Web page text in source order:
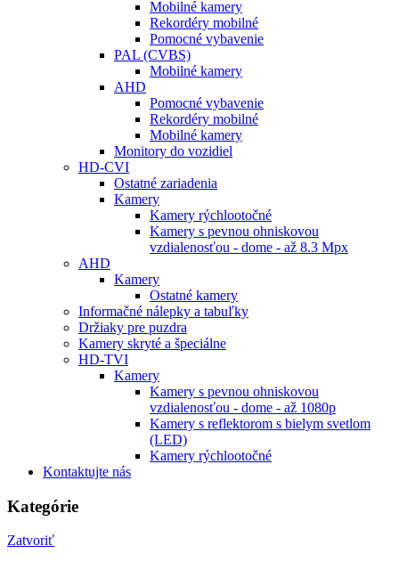
Mobilné kamery
Rekordéry mobilné
Pomocné vybavenie
PAL (CVBS)
Mobilné kamery
AHD
Pomocné vybavenie
Rekordéry mobilné
Mobilné kamery
Monitory do vozidiel
HD-CVI
Ostatné zariadenia
Kamery
Kamery rýchlootočné
Kamery s pevnou ohniskovou
vzdialenosťou - dome - až 8.3 Mpx
AHD
Kamery
Ostatné kamery
Informačné nálepky a tabuľky
Držiaky pre puzdra
Kamery skryté a špeciálne
HD-TVI
Kamery
Kamery s pevnou ohniskovou
vzdialenosťou - dome - až 1080p
Kamery s reflektorom s bielym svetlom
(LED)
Kamery rýchlootočné
Kontaktujte nás
Kategórie
Zatvoriť